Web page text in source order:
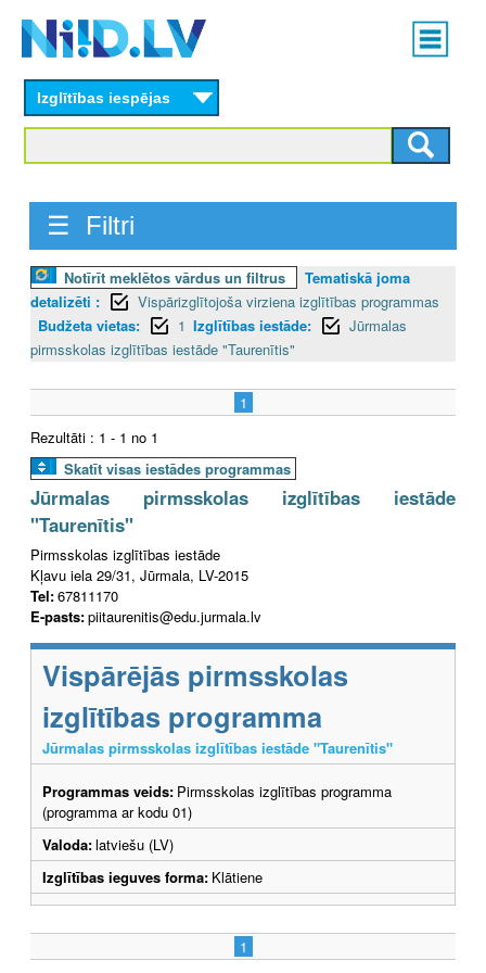
content
Main
menu
Izglītības iespējas
☰ Filtri
Notīrīt meklētos vārdus un filtrus
Tematiskā joma
detalizēti :
Vispārizglītojoša virziena izglītības programmas
Budžeta vietas:
1 Izglītības iestāde:
Jūrmalas
pirmsskolas izglītības iestāde "Taurenītis"
1
Rezultāti : 1 - 1 no 1
Skatīt visas iestādes programmas
Jūrmalas pirmsskolas izglītības iestāde
"Taurenītis"
Pirmsskolas izglītības iestāde
Kļavu iela 29/31, Jūrmala, LV-2015
Tel:67811170
E-pasts:piitaurenitis@edu.jurmala.lv
Vispārējās pirmsskolas
izglītības programma
Jūrmalas pirmsskolas izglītības iestāde "Taurenītis"
Programmas veids: Pirmsskolas izglītības programma
(programma ar kodu 01)
Valoda:latviešu (LV)
Izglītības ieguves forma: Klātiene
1